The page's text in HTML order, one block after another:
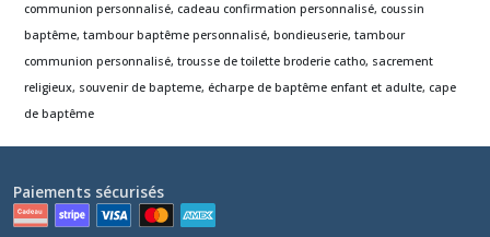
communion personnalisé, cadeau confirmation personnalisé, coussin
baptême, tambour baptême personnalisé, bondieuserie, tambour
communion personnalisé, trousse de toilette broderie catho, sacrement
religieux, souvenir de bapteme, écharpe de baptême enfant et adulte, cape
de baptême
Paiements sécurisés